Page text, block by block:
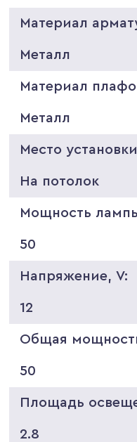
Материал
Металл
Материал
Металл
Место
На потолок
Мощность
50
Напряжение, V:
12
Общая
50
Площадь
2.8